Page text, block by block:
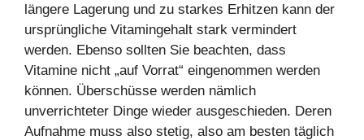
längere Lagerung und zu starkes Erhitzen kann der
ursprüngliche Vitamingehalt stark vermindert
werden. Ebenso sollten Sie beachten, dass
Vitamine nicht „auf Vorrat“ eingenommen werden
können. Überschüsse werden nämlich
unverrichteter Dinge wieder ausgeschieden. Deren
Aufnahme muss also stetig, also am besten täglich